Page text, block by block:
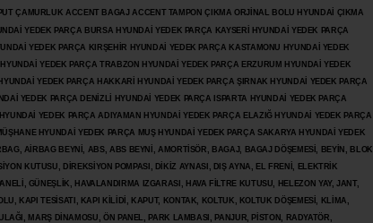
ÇAMURLUK ACCENT BAGAJ ACCENT TAMPON ÇIKMA ORJİNAL BOLU HYUNDAİ ÇIKMA
YEDEK PARÇA BURSA HYUNDAİ YEDEK PARÇA KAYSERİ HYUNDAİ YEDEK PARÇA
YEDEK PARÇA KIRŞEHİR HYUNDAİ YEDEK PARÇA KASTAMONU HYUNDAİ YEDEK
YEDEK PARÇA TRABZON HYUNDAİ YEDEK PARÇA ERZURUM HYUNDAİ YEDEK
YEDEK PARÇA HAKKARİ HYUNDAİ YEDEK PARÇA ŞIRNAK HYUNDAİ YEDEK PARÇA
YEDEK PARÇA DENİZLİ HYUNDAİ YEDEK PARÇA ISPARTA HYUNDAİ YEDEK PARÇA
YEDEK PARÇA ADIYAMAN HYUNDAİ YEDEK PARÇA ELAZIĞ HYUNDAİ YEDEK PARÇA
HYUNDAİ YEDEK PARÇA MUŞ HYUNDAİ YEDEK PARÇA SAKARYA HYUNDAİ YEDEK
AİRBAG BEYNİ, ABS, ABS BEYNİ, AMORTİSÖR, BAGAJ, BAGAJ DÖŞEMESİ, BEYİN, BLOK,
KUTUSU, DİREKSİYON POMPASI, DİKİZ AYNASI, DIŞ AYNA, EL FRENİ, ELEKTRİK
GÜNEŞLİK, HAVALANDIRMA IZGARASI, HAVA FİLTRE KUTUSU, HELEZON YAY, JANT,
KAPI TESİSATI, KAPI KİLİDİ, KAPUT, KONTAK, KOLTUK, KOLTUK DÖŞEMESİ, KLİMA,
MARŞ DİNAMOSU, ÖN PANEL, PARK LAMBASI, PANJUR, PİSTON, RADYATÖR,